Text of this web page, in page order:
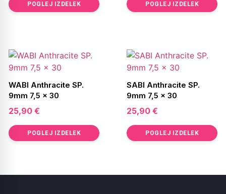
POGLEJ IZDELEK POGLEJ IZDELEK
WABI Anthracite SP.
9mm 7,5 x 30
25,90 €
POGLEJ IZDELEK
SABI Anthracite SP.
9mm 7,5 x 30
25,90 €
POGLEJ IZDELEK